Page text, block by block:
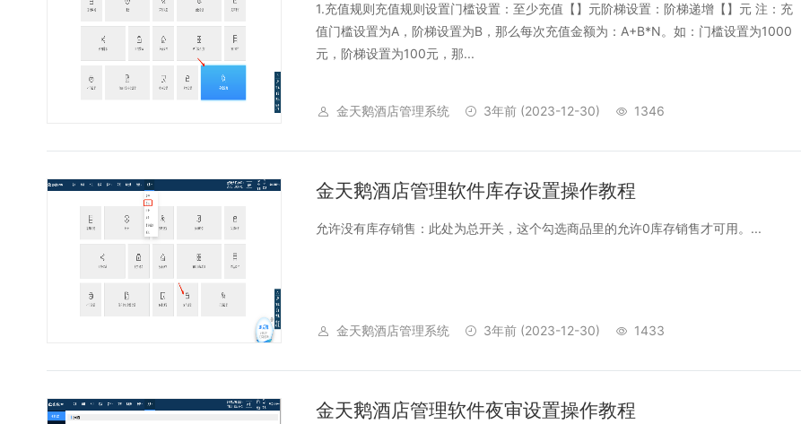
1.充值规则充值规则设置门槛设置：至少充值【】元阶梯设置：阶梯递增【】元 注：充
值门槛设置为A，阶梯设置为B，那么每次充值金额为：A+B*N。如：门槛设置为1000
元，阶梯设置为100元，那...
金天鹅酒店管理系统 3年前 (2023-12-30) 1346
金天鹅酒店管理软件库存设置操作教程
允许没有库存销售：此处为总开关，这个勾选商品里的允许0库存销售才可用。...
金天鹅酒店管理系统 3年前 (2023-12-30) 1433
金天鹅酒店管理软件夜审设置操作教程